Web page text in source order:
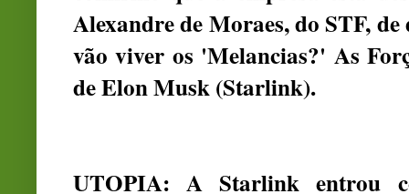
Alexandre de Moraes, do STF,
vão viver os 'Melancias?' As
de Elon Musk (Starlink).
UTOPIA: A Starlink entrou